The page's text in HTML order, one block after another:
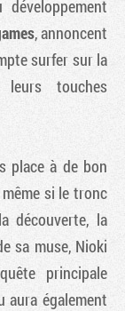
, annoncent
surfer sur la
touches
place à de bon
si le tronc
découverte, la
sa muse, Nioki
principale
aura également